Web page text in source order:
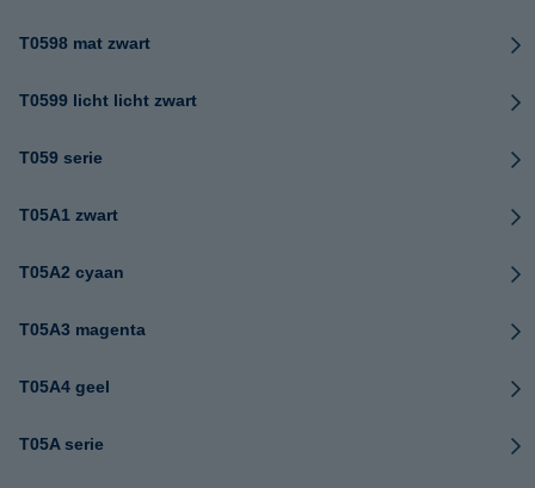
T0598 mat zwart
T0599 licht licht zwart
T059 serie
T05A1 zwart
T05A2 cyaan
T05A3 magenta
T05A4 geel
T05A serie